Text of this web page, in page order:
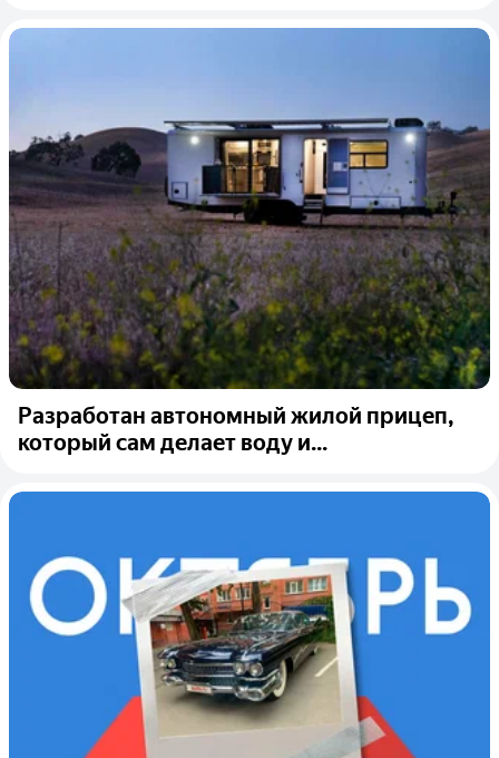
Разработан автономный жилой прицеп,
который сам делает воду и...